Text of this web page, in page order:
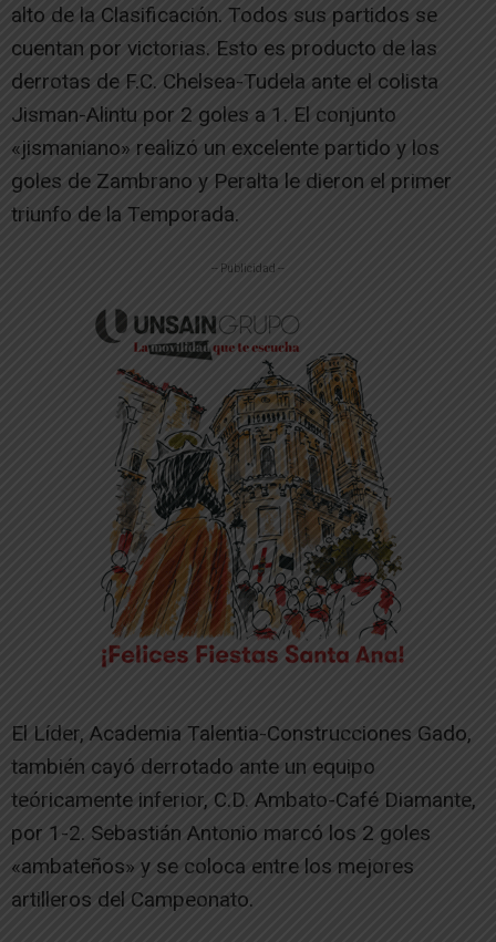
alto de la Clasificación. Todos sus partidos se
cuentan por victorias. Esto es producto de las
derrotas de F.C. Chelsea-Tudela ante el colista
Jisman-Alintu por 2 goles a 1. El conjunto
«jismaniano» realizó un excelente partido y los
goles de Zambrano y Peralta le dieron el primer
triunfo de la Temporada.
-- Publicidad --
El Líder, Academia Talentia-Construcciones Gado,
también cayó derrotado ante un equipo
teóricamente inferior, C.D. Ambato-Café Diamante,
por 1-2. Sebastián Antonio marcó los 2 goles
«ambateños» y se coloca entre los mejores
artilleros del Campeonato.